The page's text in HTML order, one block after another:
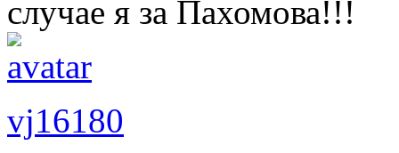
случае я за Пахомова!!!
vj16180